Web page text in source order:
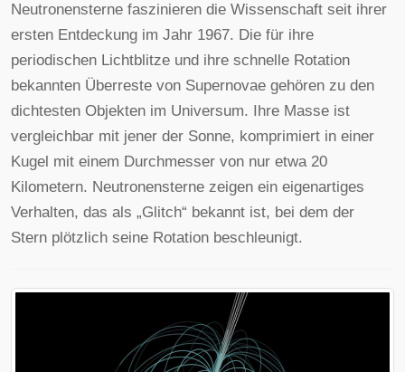
Neutronensterne faszinieren die Wissenschaft seit ihrer
ersten Entdeckung im Jahr 1967. Die für ihre
periodischen Lichtblitze und ihre schnelle Rotation
bekannten Überreste von Supernovae gehören zu den
dichtesten Objekten im Universum. Ihre Masse ist
vergleichbar mit jener der Sonne, komprimiert in einer
Kugel mit einem Durchmesser von nur etwa 20
Kilometern. Neutronensterne zeigen ein eigenartiges
Verhalten, das als „Glitch“ bekannt ist, bei dem der
Stern plötzlich seine Rotation beschleunigt.